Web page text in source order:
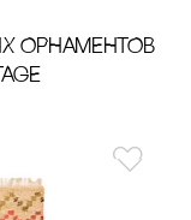
ОРНАМЕНТОВ